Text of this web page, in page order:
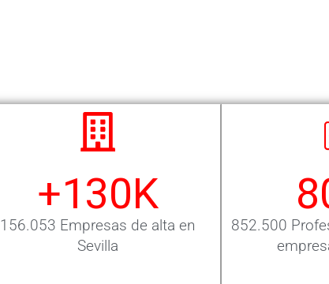
156.053 Empresas de alta en
Sevilla
+130K
852.500